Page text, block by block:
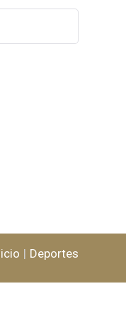
Deportes